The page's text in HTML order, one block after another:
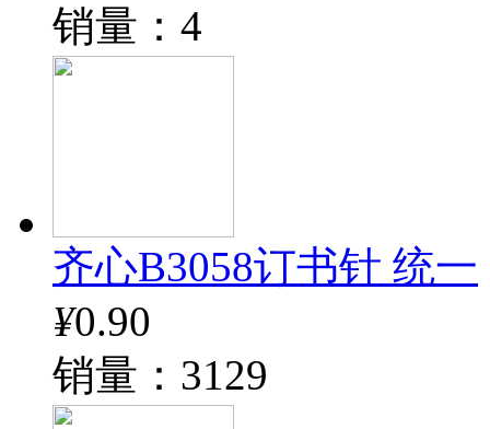
销量：4
齐心B3058订书针 统一
¥0.90
销量：3129